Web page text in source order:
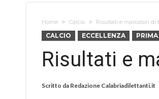
Home Calcio Risultati e marcatori
CALCIO ECCELLENZA
Risultati e
Scritto da Redazione Calabriadilettanti.it